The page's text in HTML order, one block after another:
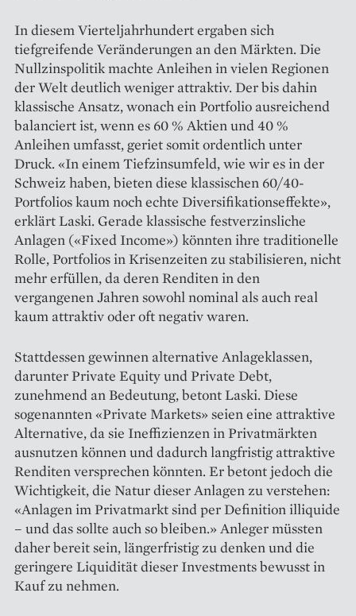
In diesem Vierteljahrhundert ergaben sich
tiefgreifende Veränderungen an den Märkten. Die
Nullzinspolitik machte Anleihen in vielen Regionen
der Welt deutlich weniger attraktiv. Der bis dahin
klassische Ansatz, wonach ein Portfolio ausreichend
balanciert ist, wenn es 60 % Aktien und 40 %
Anleihen umfasst, geriet somit ordentlich unter
Druck. «In einem Tiefzinsumfeld, wie wir es in der
Schweiz haben, bieten diese klassischen 60/40-
Portfolios kaum noch echte Diversifikationseffekte»,
erklärt Laski. Gerade klassische festverzinsliche
Anlagen («Fixed Income») könnten ihre traditionelle
Rolle, Portfolios in Krisenzeiten zu stabilisieren, nicht
mehr erfüllen, da deren Renditen in den
vergangenen Jahren sowohl nominal als auch real
kaum attraktiv oder oft negativ waren.
Stattdessen gewinnen alternative Anlageklassen,
darunter Private Equity und Private Debt,
zunehmend an Bedeutung, betont Laski. Diese
sogenannten «Private Markets» seien eine attraktive
Alternative, da sie Ineffizienzen in Privatmärkten
ausnutzen können und dadurch langfristig attraktive
Renditen versprechen könnten. Er betont jedoch die
Wichtigkeit, die Natur dieser Anlagen zu verstehen:
«Anlagen im Privatmarkt sind per Definition illiquide
– und das sollte auch so bleiben.» Anleger müssten
daher bereit sein, längerfristig zu denken und die
geringere Liquidität dieser Investments bewusst in
Kauf zu nehmen.